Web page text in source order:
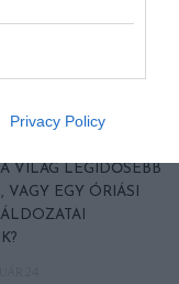
Privacy Policy
VILÁG LEGIDŐSEBB
VAGY EGY ÓRIÁSI